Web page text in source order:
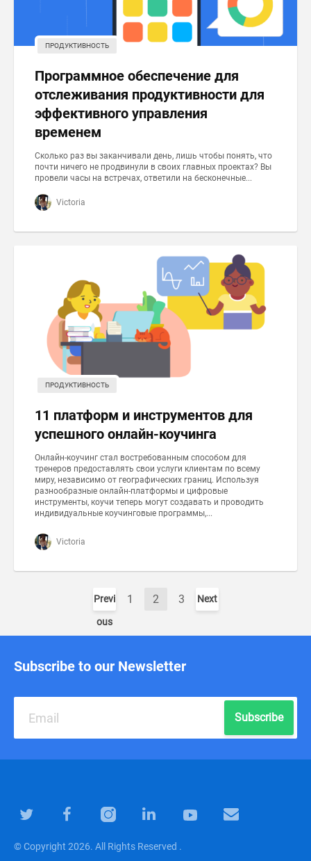
ПРОДУКТИВНОСТЬ
Программное обеспечение для
отслеживания продуктивности для
эффективного управления
временем
Сколько раз вы заканчивали день, лишь чтобы понять, что
почти ничего не продвинули в своих главных проектах? Вы
провели часы на встречах, ответили на бесконечные...
Victoria
ПРОДУКТИВНОСТЬ
11 платформ и инструментов для
успешного онлайн-коучинга
Онлайн-коучинг стал востребованным способом для
тренеров предоставлять свои услуги клиентам по всему
миру, независимо от географических границ. Используя
разнообразные онлайн-платформы и цифровые
инструменты, коучи теперь могут создавать и проводить
индивидуальные коучинговые программы,...
Victoria
Previ
ous
1 2 3 Next
Subscribe to our Newsletter
Subscribe
© Copyright 2026. All Rights Reserved .